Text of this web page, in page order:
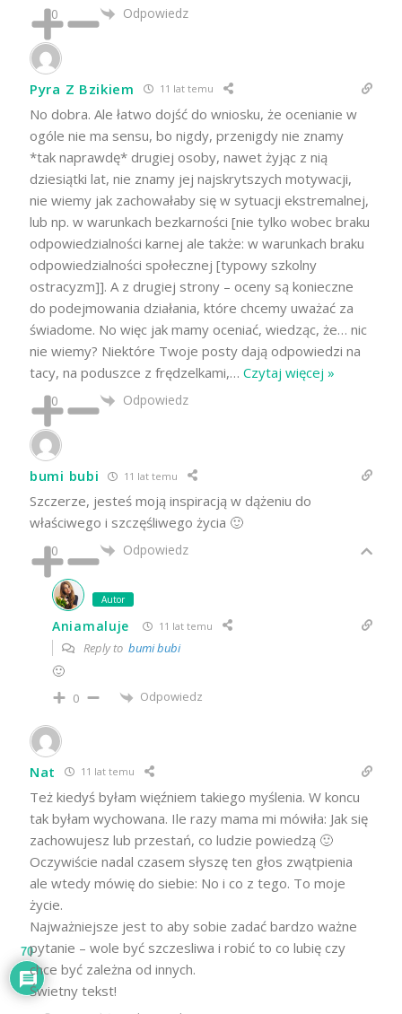
0 Odpowiedz
Pyra Z Bzikiem 11 lat temu
No dobra. Ale łatwo dojść do wniosku, że ocenianie w
ogóle nie ma sensu, bo nigdy, przenigdy nie znamy
*tak naprawdę* drugiej osoby, nawet żyjąc z nią
dziesiątki lat, nie znamy jej najskrytszych motywacji,
nie wiemy jak zachowałaby się w sytuacji ekstremalnej,
lub np. w warunkach bezkarności [nie tylko wobec braku
odpowiedzialności karnej ale także: w warunkach braku
odpowiedzialności społecznej [typowy szkolny
ostracyzm]]. A z drugiej strony – oceny są konieczne
do podejmowania działania, które chcemy uważać za
świadome. No więc jak mamy oceniać, wiedząc, że… nic
nie wiemy? Niektóre Twoje posty dają odpowiedzi na
tacy, na poduszce z frędzelkami,… Czytaj więcej »
0 Odpowiedz
bumi bubi 11 lat temu
Szczerze, jesteś moją inspiracją w dążeniu do
właściwego i szczęśliwego życia 🙂
0 Odpowiedz
Autor
Aniamaluje 11 lat temu
Reply to bumi bubi
🙂
0 Odpowiedz
Nat 11 lat temu
Też kiedyś byłam więźniem takiego myślenia. W koncu
tak byłam wychowana. Ile razy mama mi mówiła: Jak się
zachowujesz lub przestań, co ludzie powiedzą 🙂
Oczywiście nadal czasem słyszę ten głos zwątpienia
ale wtedy mówię do siebie: No i co z tego. To moje
życie.
Najważniejsze jest to aby sobie zadać bardzo ważne
pytanie – wole być szczesliwa i robić to co lubię czy
chce być zależna od innych.
Świetny tekst!
70